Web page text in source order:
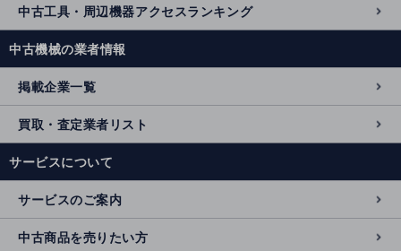
中古工具・周辺機器アクセスランキング
中古機械の業者情報
掲載企業一覧
買取・査定業者リスト
サービスについて
サービスのご案内
中古商品を売りたい方